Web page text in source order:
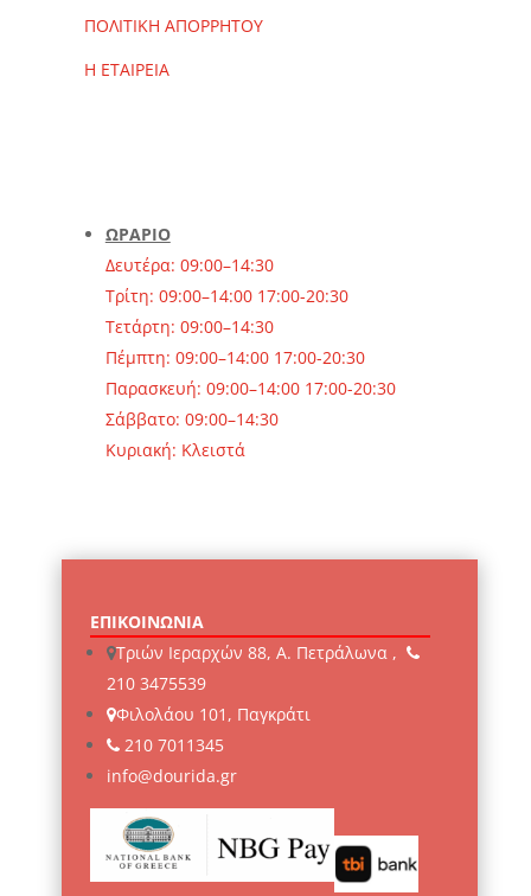
ΠΟΛΙΤΙΚΗ ΑΠΟΡΡΗΤΟΥ
Η ΕΤΑΙΡΕΙΑ
ΩΡΑΡΙΟ
Δευτέρα: 09:00–14:30
Τρίτη: 09:00–14:00 17:00-20:30
Τετάρτη: 09:00–14:30
Πέμπτη: 09:00–14:00 17:00-20:30
Παρασκευή: 09:00–14:00 17:00-20:30
Σάββατο: 09:00–14:30
Κυριακή: Κλειστά
ΕΠΙΚΟΙΝΩΝΙΑ
Τριών Ιεραρχών 88, Α. Πετράλωνα ,
210 3475539
Φιλολάου 101, Παγκράτι
210 7011345
info@dourida.gr